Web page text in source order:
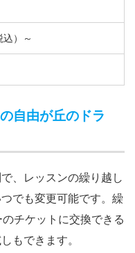
）～
自由が丘のドラ
、レッスンの繰り越し
でも変更可能です。繰
チケットに交換できる
もできます。